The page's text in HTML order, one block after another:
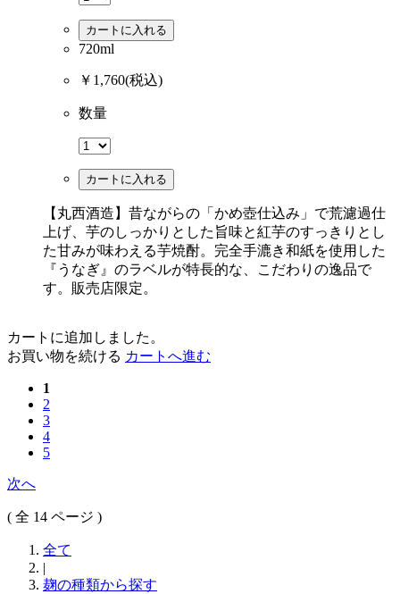
カートに入れる
720ml
￥1,760(税込)
数量
カートに入れる
【丸西酒造】昔ながらの「かめ壺仕込み」で荒濾過仕
上げ、芋のしっかりとした旨味と紅芋のすっきりとし
た甘みが味わえる芋焼酎。完全手漉き和紙を使用した
『うなぎ』のラベルが特長的な、こだわりの逸品で
す。販売店限定。
カートに追加しました。
お買い物を続ける カートへ進む
1
2
3
4
5
次へ
( 全 14 ページ )
全て
|
麹の種類から探す